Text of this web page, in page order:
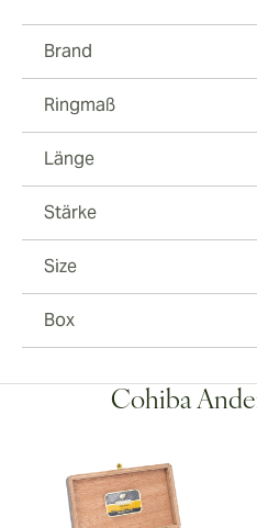
Brand
Ringmaß
Länge
Stärke
Size
Box
Cohiba